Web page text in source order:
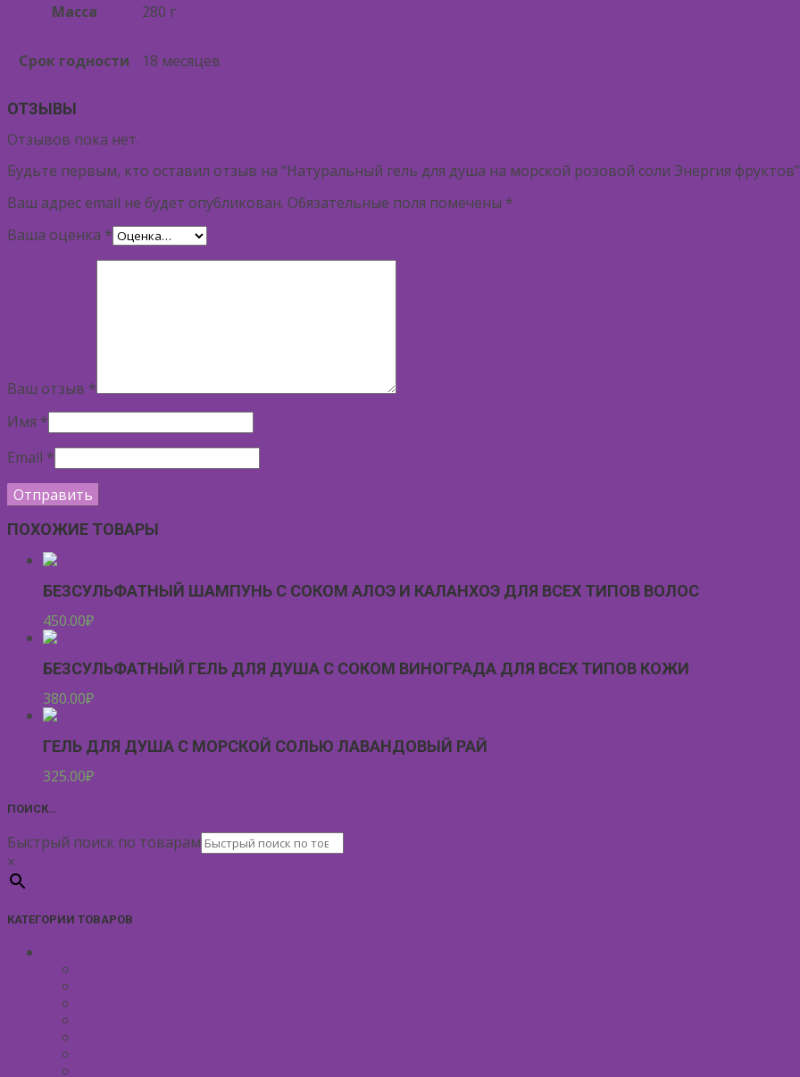
Масса 280 г
Срок годности 18 месяцев
ОТЗЫВЫ
Отзывов пока нет.
Будьте первым, кто оставил отзыв на “Натуральный гель для душа на морской розовой соли Энергия фруктов”
Ваш адрес email не будет опубликован. Обязательные поля помечены *
Ваша оценка *
Ваш отзыв *
Имя *
Email *
ПОХОЖИЕ ТОВАРЫ
БЕЗСУЛЬФАТНЫЙ ШАМПУНЬ С СОКОМ АЛОЭ И КАЛАНХОЭ ДЛЯ ВСЕХ ТИПОВ ВОЛОС
450.00₽
БЕЗСУЛЬФАТНЫЙ ГЕЛЬ ДЛЯ ДУША С СОКОМ ВИНОГРАДА ДЛЯ ВСЕХ ТИПОВ КОЖИ
380.00₽
ГЕЛЬ ДЛЯ ДУША С МОРСКОЙ СОЛЬЮ ЛАВАНДОВЫЙ РАЙ
325.00₽
ПОИСК…
Быстрый поиск по товарам
×
КАТЕГОРИИ ТОВАРОВ